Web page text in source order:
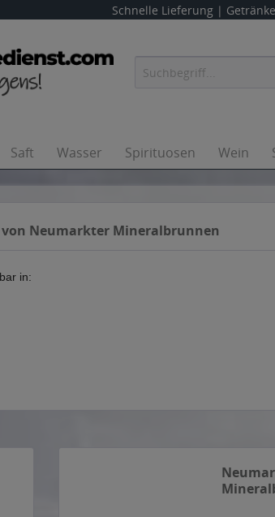
Schnelle Lieferung |
Saft Wasser Spirituosen Wein
von Neumarkter Mineralbrunnen
in: